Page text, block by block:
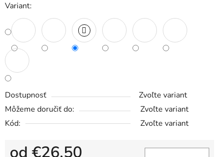
Variant:
Dostupnosť
Zvoľte variant
Môžeme doručiť do:
Zvoľte variant
Kód:
Zvoľte variant
od €26,50